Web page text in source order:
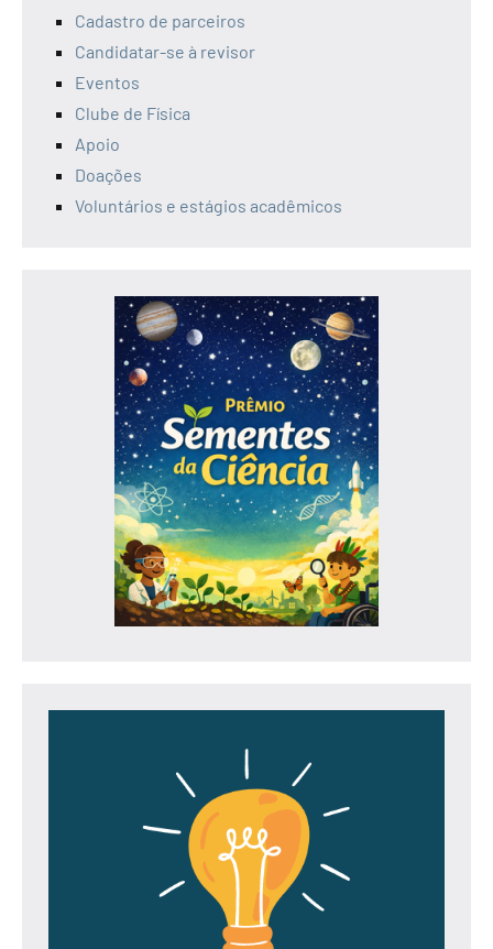
Cadastro de parceiros
Candidatar-se à revisor
Eventos
Clube de Física
Apoio
Doações
Voluntários e estágios acadêmicos